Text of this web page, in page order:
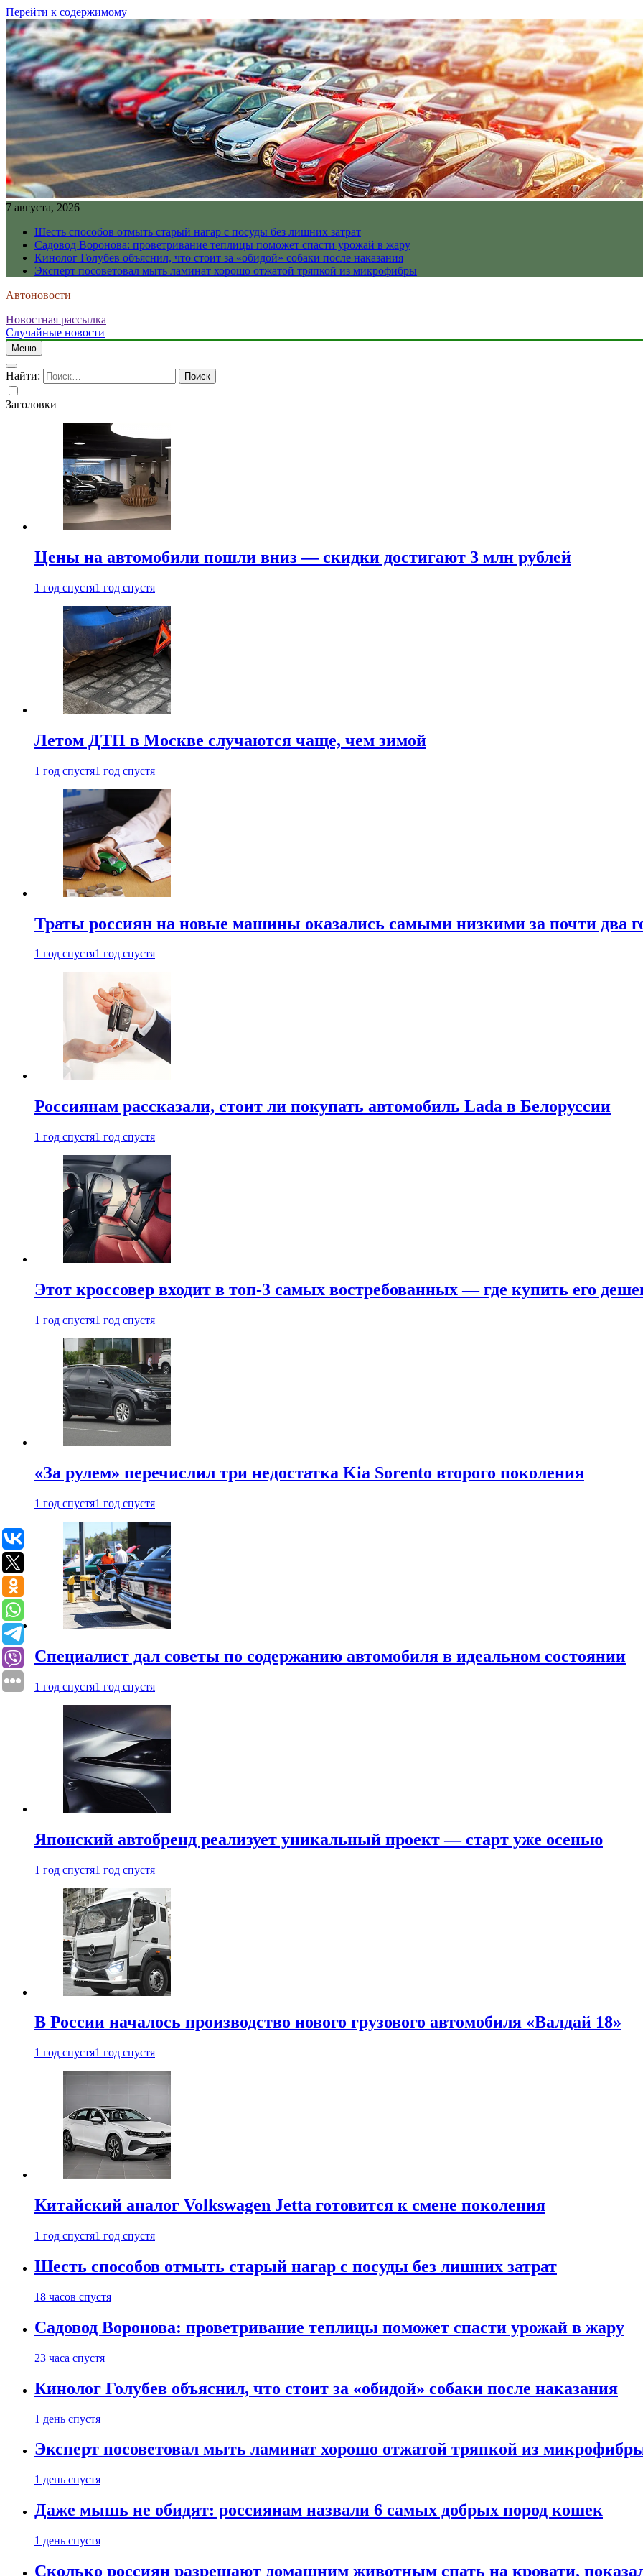
Перейти к содержимому
7 августа, 2026
Шесть способов отмыть старый нагар с посуды без лишних затрат
Садовод Воронова: проветривание теплицы поможет спасти урожай в жару
Кинолог Голубев объяснил, что стоит за «обидой» собаки после наказания
Эксперт посоветовал мыть ламинат хорошо отжатой тряпкой из микрофибры
Автоновости
Новостная рассылка
Случайные новости
Меню
Найти:
Заголовки
Цены на автомобили пошли вниз — скидки достигают 3 млн рублей
1 год спустя1 год спустя
Летом ДТП в Москве случаются чаще, чем зимой
1 год спустя1 год спустя
Траты россиян на новые машины оказались самыми низкими за почти два
1 год спустя1 год спустя
Россиянам рассказали, стоит ли покупать автомобиль Lada в Белоруссии
1 год спустя1 год спустя
Этот кроссовер входит в топ-3 самых востребованных — где купить его
1 год спустя1 год спустя
«За рулем» перечислил три недостатка Kia Sorento второго поколения
1 год спустя1 год спустя
Специалист дал советы по содержанию автомобиля в идеальном состоянии
1 год спустя1 год спустя
Японский автобренд реализует уникальный проект — старт уже осенью
1 год спустя1 год спустя
В России началось производство нового грузового автомобиля «Валдай 18»
1 год спустя1 год спустя
Китайский аналог Volkswagen Jetta готовится к смене поколения
1 год спустя1 год спустя
Шесть способов отмыть старый нагар с посуды без лишних затрат
18 часов спустя
Садовод Воронова: проветривание теплицы поможет спасти урожай в жару
23 часа спустя
Кинолог Голубев объяснил, что стоит за «обидой» собаки после наказания
1 день спустя
Эксперт посоветовал мыть ламинат хорошо отжатой тряпкой из
1 день спустя
Даже мышь не обидят: россиянам назвали 6 самых добрых пород кошек
1 день спустя
Сколько россиян разрешают домашним животным спать на кровати,